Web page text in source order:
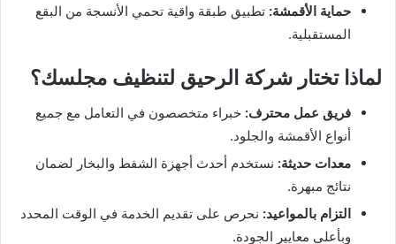
حماية الأقمشة: تطبيق طبقة واقية تحمي الأنسجة من البقع
المستقبلية.
لماذا تختار شركة الرحيق لتنظيف مجلسك؟
فريق عمل محترف: خبراء متخصصون في التعامل مع جميع
أنواع الأقمشة والجلود.
معدات حديثة: نستخدم أحدث أجهزة الشفط والبخار لضمان
نتائج مبهرة.
التزام بالمواعيد: نحرص على تقديم الخدمة في الوقت المحدد
وبأعلى معايير الجودة.